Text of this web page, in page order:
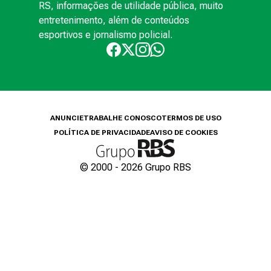
RS, informações de utilidade pública, muito
entretenimento, além de conteúdos
esportivos e jornalismo policial.
ANUNCIETRABALHE CONOSCOTERMOS DE USO
POLÍTICA DE PRIVACIDADEAVISO DE COOKIES
© 2000 - 2026 Grupo RBS